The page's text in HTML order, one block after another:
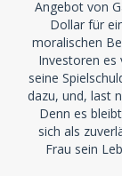
Angebot von
Dollar für
moralischen
Investoren
seine
dazu, und, last
Denn es
sich als
Frau sein